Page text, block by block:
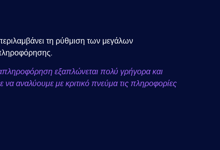
τη ρύθμιση των μεγάλων
εξαπλώνεται πολύ γρήγορα και
αναλύουμε με κριτικό πνεύμα τις πληροφορίες